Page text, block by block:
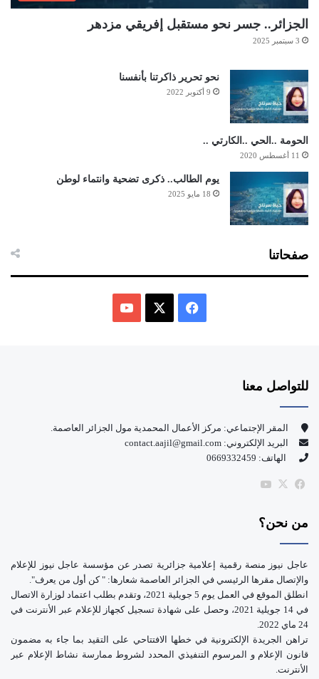
الجزائر.. جسر نحو مستقبل إفريقي مزدهر
3 سبتمبر 2025
نحو تحرير ذاكرتنا بأنفسنا
9 أكتوبر 2022
الحومة ..الحي ..الكارتي ..
11 أغسطس 2020
يوم الطالب.. ذكرى تضحية وانتماء لوطن
18 مايو 2025
صفحاتنا
و
ك
للتواصل معنا
المقر الإجتماعي: مركز الأعمال المحمدية مول الجزائر العاصمة.
البريد الإلكتروني: contact.aajil@gmail.com
الهاتف: 0669332459
فيسبوك
‫X
من نحن؟
عاجل نيوز منصة رقمية إعلامية جزائرية تصدر عن مؤسسة عاجل نيوز للإعلام
والإتصال مقرها الرئيسي في الجزائر العاصمة شعارها: " كن أول من يعرف".
انطلق الموقع في العمل يوم 5 جويلية 2021، وتقدم بطلب اعتماد لوزارة الاتصال
في 14 جويلية 2021، وحصل على شهادة تسجيل كجهاز للإعلام عبر الأنترنت في
24 ماي 2022.
تراهن الجريدة الإلكترونية في خطها الافتتاحي على التقيد بما جاء به مضمون
قانون الإعلام و المرسوم التنفيذي المحدد لشروط ممارسة نشاط الإعلام عبر
الأنترنت.